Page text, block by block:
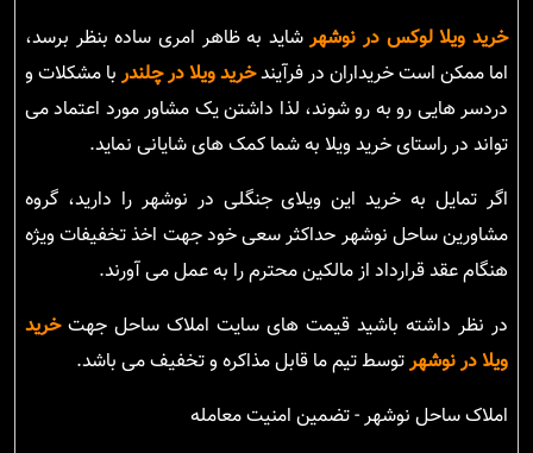
خرید ویلا لوکس در نوشهرشاید به ظاهر امری ساده بنظر برسد،
اما ممکن است خریداران در فرآیندخرید ویلا در چلندر با مشکلات و
دردسر هایی رو به رو شوند، لذا داشتن یک مشاور مورد اعتماد می
تواند در راستای خرید ویلا به شما کمک های شایانی نماید.
اگر تمایل به خرید این ویلای جنگلی در نوشهر را دارید، گروه
مشاورین ساحل نوشهر حداکثر سعی خود جهت اخذ تخفیفات ویژه
هنگام عقد قرارداد از مالکین محترم را به عمل می آورند.
در نظر داشته باشید قیمت های سایت املاک ساحل جهتخرید
ویلا در نوشهرتوسط تیم ما قابل مذاکره و تخفیف می باشد.
املاک ساحل نوشهر - تضمین امنیت معامله